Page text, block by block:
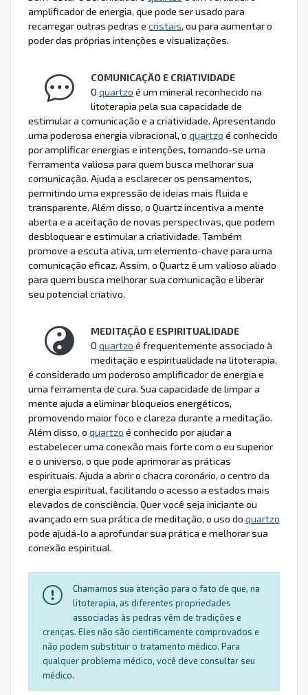
amplificador de energia, que pode ser usado para
recarregar outras pedras e cristais, ou para aumentar o
poder das próprias intenções e visualizações.
COMUNICAÇÃO E CRIATIVIDADE
O quartzo é um mineral reconhecido na
litoterapia pela sua capacidade de
estimular a comunicação e a criatividade. Apresentando
uma poderosa energia vibracional, o quartzo é conhecido
por amplificar energias e intenções, tornando-se uma
ferramenta valiosa para quem busca melhorar sua
comunicação. Ajuda a esclarecer os pensamentos,
permitindo uma expressão de ideias mais fluida e
transparente. Além disso, o Quartz incentiva a mente
aberta e a aceitação de novas perspectivas, que podem
desbloquear e estimular a criatividade. Também
promove a escuta ativa, um elemento-chave para uma
comunicação eficaz. Assim, o Quartz é um valioso aliado
para quem busca melhorar sua comunicação e liberar
seu potencial criativo.
MEDITAÇÃO E ESPIRITUALIDADE
O quartzo é frequentemente associado à
meditação e espiritualidade na litoterapia,
é considerado um poderoso amplificador de energia e
uma ferramenta de cura. Sua capacidade de limpar a
mente ajuda a eliminar bloqueios energéticos,
promovendo maior foco e clareza durante a meditação.
Além disso, o quartzo é conhecido por ajudar a
estabelecer uma conexão mais forte com o eu superior
e o universo, o que pode aprimorar as práticas
espirituais. Ajuda a abrir o chacra coronário, o centro da
energia espiritual, facilitando o acesso a estados mais
elevados de consciência. Quer você seja iniciante ou
avançado em sua prática de meditação, o uso do quartzo
pode ajudá-lo a aprofundar sua prática e melhorar sua
conexão espiritual.
Chamamos sua atenção para o fato de que, na
litoterapia, as diferentes propriedades
associadas às pedras vêm de tradições e
crenças. Eles não são cientificamente comprovados e
não podem substituir o tratamento médico. Para
qualquer problema médico, você deve consultar seu
médico.